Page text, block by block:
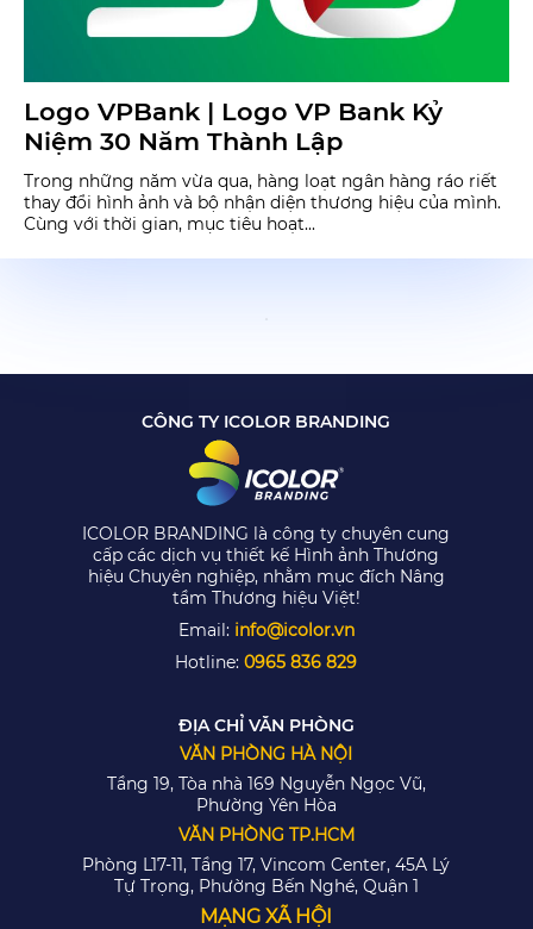
Logo VPBank | Logo VP Bank Kỷ
Niệm 30 Năm Thành Lập
Trong những năm vừa qua, hàng loạt ngân hàng ráo riết
thay đổi hình ảnh và bộ nhận diện thương hiệu của mình.
Cùng với thời gian, mục tiêu hoạt...
CÔNG TY ICOLOR BRANDING
ICOLOR BRANDING là công ty chuyên cung
cấp các dịch vụ thiết kế Hình ảnh Thương
hiệu Chuyên nghiệp, nhằm mục đích Nâng
tầm Thương hiệu Việt!
Email: info@icolor.vn
Hotline:0965 836 829
ĐỊA CHỈ VĂN PHÒNG
VĂN PHÒNG HÀ NỘI
Tầng 19, Tòa nhà 169 Nguyễn Ngọc Vũ,
Phường Yên Hòa
VĂN PHÒNG TP.HCM
Phòng L17-11, Tầng 17, Vincom Center, 45A Lý
Tự Trọng, Phường Bến Nghé, Quận 1
MẠNG XÃ HỘI